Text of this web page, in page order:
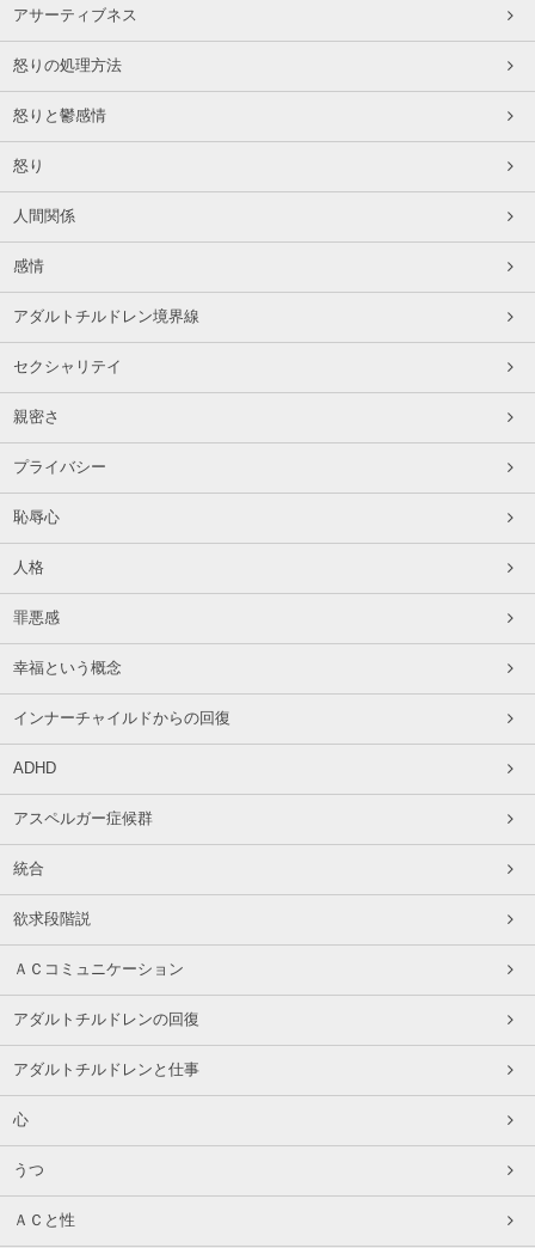
アサーティブネス
怒りの処理方法
怒りと鬱感情
怒り
人間関係
感情
アダルトチルドレン境界線
セクシャリテイ
親密さ
プライバシー
恥辱心
人格
罪悪感
幸福という概念
インナーチャイルドからの回復
ADHD
アスペルガー症候群
統合
欲求段階説
ＡＣコミュニケーション
アダルトチルドレンの回復
アダルトチルドレンと仕事
心
うつ
ＡＣと性